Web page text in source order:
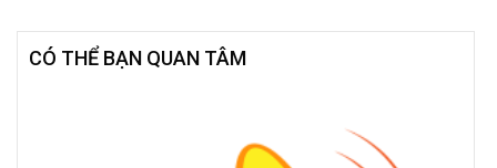
CÓ THỂ BẠN QUAN TÂM